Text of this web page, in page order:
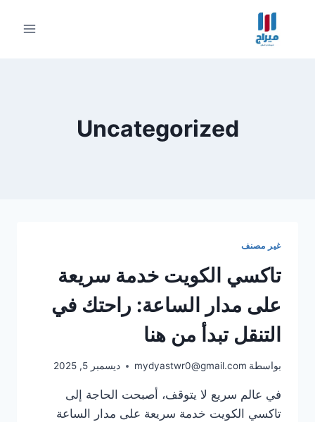
Uncategorized
غير مصنف
تاكسي الكويت خدمة سريعة
على مدار الساعة: راحتك في
التنقل تبدأ من هنا
بواسطة mydyastwr0@gmail.com ديسمبر 5, 2025
في عالم سريع لا يتوقف، أصبحت الحاجة إلى
تاكسي الكويت خدمة سريعة على مدار الساعة